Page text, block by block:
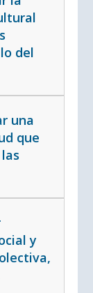
del
una
que
y